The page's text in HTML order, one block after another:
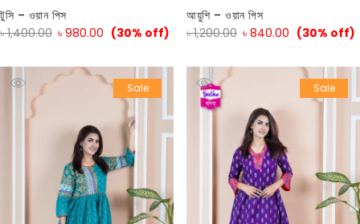
টুসি – ওয়ান পিস
৳1,400.00 ৳ 980.00 (30% off)
আয়ুশি – ওয়ান পিস
৳1,200.00 ৳ 840.00 (30% off)
Sale Sale